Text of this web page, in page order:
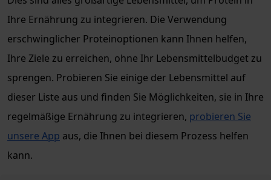
Ihre Ernährung zu integrieren. Die Verwendung
erschwinglicher Proteinoptionen kann Ihnen helfen,
Ihre Ziele zu erreichen, ohne Ihr Lebensmittelbudget zu
sprengen. Probieren Sie einige der Lebensmittel auf
dieser Liste aus und finden Sie Möglichkeiten, sie in Ihre
regelmäßige Ernährung zu integrieren, probieren Sie
unsere App aus, die Ihnen bei diesem Prozess helfen
kann.